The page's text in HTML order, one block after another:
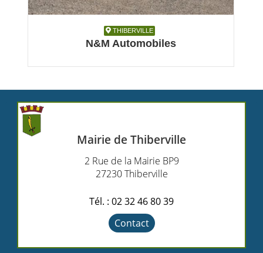
THIBERVILLE
THIBERVILLE
N&M Automobiles
Mairie de Thiberville
2 Rue de la Mairie BP9
27230 Thiberville
Tél. : 02 32 46 80 39
Contact